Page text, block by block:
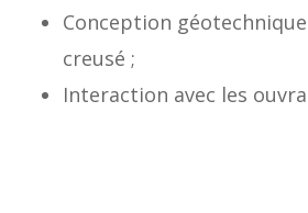
Conception
creusé ;
Interaction avec les